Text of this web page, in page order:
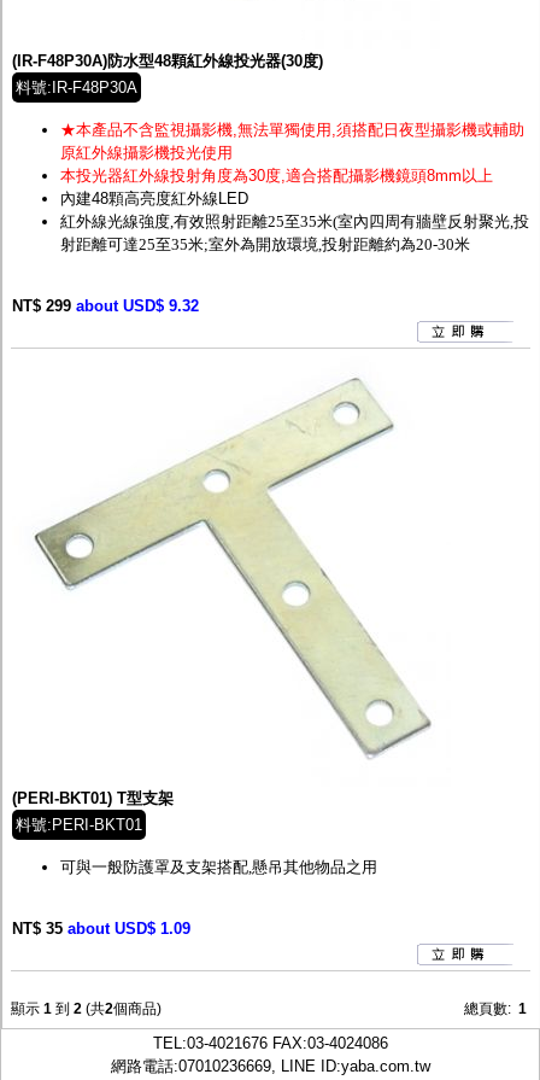
視訊轉換設備
雙絞線傳輸器
雜訊改善器
分配放大器
網路線用水晶頭
網路線
懶人線.同軸線.花線
線頭.插座.延長線.HDMI線
集線盒.防水盒.配線盒
偽裝嚇阻假監視器. 警示防盜貼紙
電腦工業機殼
(IR-F48P30A)防水型48顆紅外線投光器(30度)
料號:IR-F48P30A
★本產品不含監視攝影機,無法單獨使用,須搭配日夜型攝影機或輔助
原紅外線攝影機投光使用
本投光器紅外線投射角度為30度,適合搭配攝影機鏡頭8mm以上
內建48顆高亮度紅外線LED
紅外線光線強度,有效照射距離25至35米(室內四周有牆壁反射聚光,投
射距離可達25至35米;室外為開放環境,投射距離約為20-30米
NT$ 299 about USD$ 9.32
(PERI-BKT01) T型支架
料號:PERI-BKT01
可與一般防護罩及支架搭配,懸吊其他物品之用
NT$ 35 about USD$ 1.09
顯示 1 到 2 (共2個商品) 總頁數: 1
TEL:03-4021676FAX:03-4024086
網路電話:07010236669, LINE ID:yaba.com.tw